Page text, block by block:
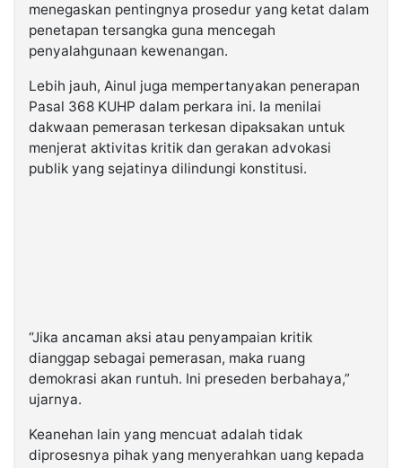
menegaskan pentingnya prosedur yang ketat dalam
penetapan tersangka guna mencegah
penyalahgunaan kewenangan.
Lebih jauh, Ainul juga mempertanyakan penerapan
Pasal 368 KUHP dalam perkara ini. Ia menilai
dakwaan pemerasan terkesan dipaksakan untuk
menjerat aktivitas kritik dan gerakan advokasi
publik yang sejatinya dilindungi konstitusi.
“Jika ancaman aksi atau penyampaian kritik
dianggap sebagai pemerasan, maka ruang
demokrasi akan runtuh. Ini preseden berbahaya,”
ujarnya.
Keanehan lain yang mencuat adalah tidak
diprosesnya pihak yang menyerahkan uang kepada